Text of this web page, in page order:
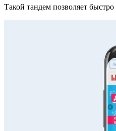
Такой тандем позволяет